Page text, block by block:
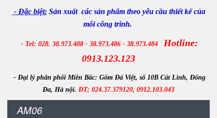
- Đặc biệt: Sản xuất các sản phẩm theo yêu cầu thiết kế của
mỗi công trình.
- Tel: 028. 38.973.488 - 38.973.486 - 38.973.484
Hotline:
0913.123.123
- Đại lý phân phối Miền Bắc: Gốm Đá Việt, số 10B Cát Linh, Đống
Đa, Hà nội. ĐT; 024.37.379120, 0912.103.043
AM06